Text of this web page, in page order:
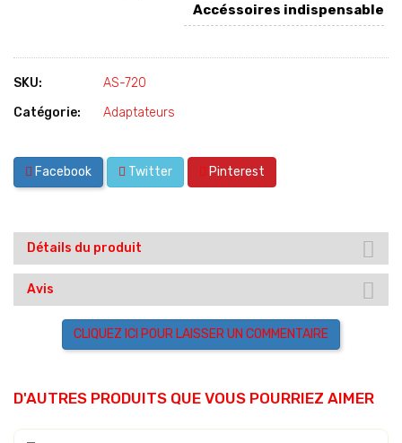
Accéssoires indispensable
SKU:
AS-720
Catégorie:
Adaptateurs
Facebook Twitter Pinterest
Détails du produit
Avis
CLIQUEZ ICI POUR LAISSER UN COMMENTAIRE
D'AUTRES PRODUITS QUE VOUS POURRIEZ AIMER